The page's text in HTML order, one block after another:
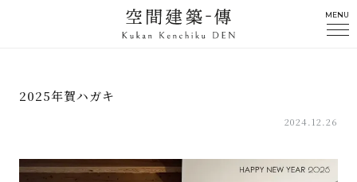
MENU
2025年賀ハガキ
2024.12.26